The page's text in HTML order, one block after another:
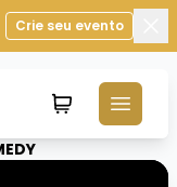
Crie seu evento